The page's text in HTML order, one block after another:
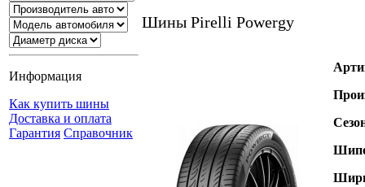
Информация
Как купить шины
Доставка и оплата
Гарантия Справочник
Шины Pirelli Powergy